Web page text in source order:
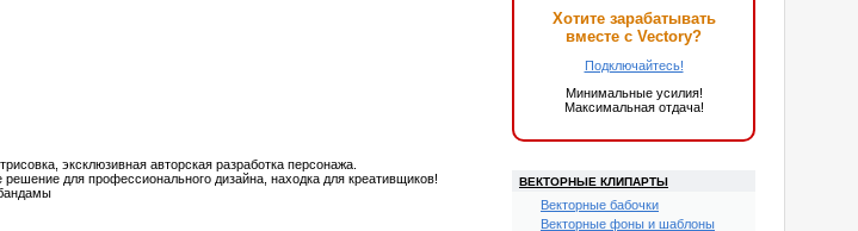
эксклюзивная авторская разработка персонажа.
для профессионального дизайна, находка для креативщиков!
Хотите зарабатывать
вместе с Vectory?
Подключайтесь!
Минимальные усилия!
Максимальная отдача!
ВЕКТОРНЫЕ КЛИПАРТЫ
Векторные бабочки
Векторные фоны и шаблоны